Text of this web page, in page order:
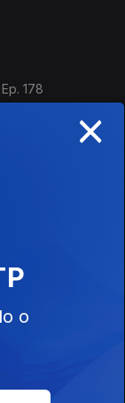
Ep. 178
10 dez. 2024
×
o